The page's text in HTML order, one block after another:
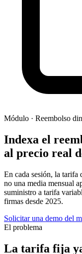
Módulo · Reembolso
Indexa el
al precio real
En cada sesión, la
no una media mensual
suministro a tarifa
firmas desde 2025.
Solicitar una demo del
El problema
La tarifa fija